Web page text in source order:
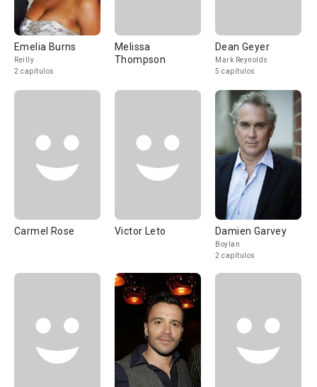
Emelia Burns
Reilly
2 capítulos
Melissa
Thompson
Dean Geyer
Mark Reynolds
5 capítulos
Carmel Rose Victor Leto Damien Garvey
Boylan
2 capítulos